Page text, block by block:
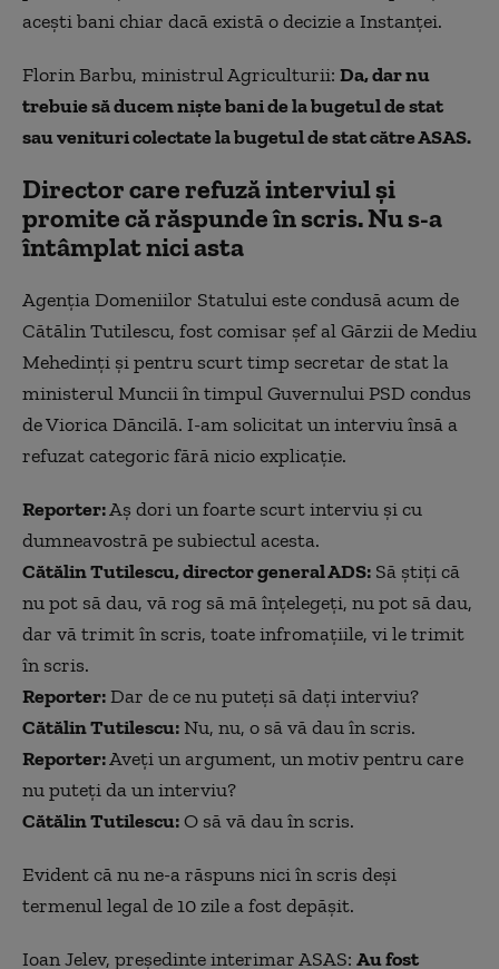
acești bani chiar dacă există o decizie a Instanței.
Florin Barbu, ministrul Agriculturii: Da, dar nu
trebuie să ducem niște bani de la bugetul de stat
sau venituri colectate la bugetul de stat către ASAS.
Director care refuză interviul și
promite că răspunde în scris. Nu s-a
întâmplat nici asta
Agenția Domeniilor Statului este condusă acum de
Cătălin Tutilescu, fost comisar șef al Gărzii de Mediu
Mehedinți și pentru scurt timp secretar de stat la
ministerul Muncii în timpul Guvernului PSD condus
de Viorica Dăncilă. I-am solicitat un interviu însă a
refuzat categoric fără nicio explicație.
Reporter:Aș dori un foarte scurt interviu și cu
dumneavostră pe subiectul acesta.
Cătălin Tutilescu, director general ADS: Să știți că
nu pot să dau, vă rog să mă înțelegeți, nu pot să dau,
dar vă trimit în scris, toate infromațiile, vi le trimit
în scris.
Reporter:Dar de ce nu puteți să dați interviu?
Cătălin Tutilescu:Nu, nu, o să vă dau în scris.
Reporter:Aveți un argument, un motiv pentru care
nu puteți da un interviu?
Cătălin Tutilescu:O să vă dau în scris.
Evident că nu ne-a răspuns nici în scris deși
termenul legal de 10 zile a fost depășit.
Ioan Jelev, președinte interimar ASAS: Au fost